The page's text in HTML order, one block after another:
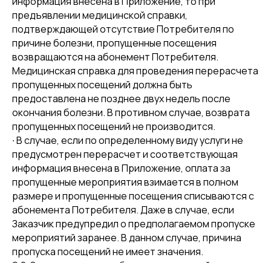
предъявлении медицинской справки,
подтверждающей отсутствие Потребителя по
причине болезни, пропущенные посещения
возвращаются на абонемент Потребителя.
Медицинская справка для проведения перерасчета
пропущенных посещений должна быть
предоставлена не позднее двух недель после
окончания болезни. В противном случае, возврата
пропущенных посещений не производится.
∙ В случае, если по определенному виду услуги не
предусмотрен перерасчет и соответствующая
информация внесена в Приложение, оплата за
пропущенные мероприятия взимается в полном
размере и пропущенные посещения списываются с
абонемента Потребителя. Даже в случае, если
Заказчик предупредил о предполагаемом пропуске
мероприятий заранее. В данном случае, причина
пропуска посещений не имеет значения.